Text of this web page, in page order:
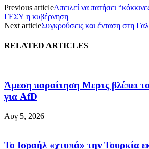
Previous articleΑπειλεί να πατήσει
ΓΕΣΥ η κυβέρνηση
Next articleΣυγκρούσεις και ένταση στη
RELATED ARTICLES
Άμεση παραίτηση Mερτς βλέπει
για AfD
Αυγ 5, 2026
Το Ισραήλ «χτυπά» την Τουρκία